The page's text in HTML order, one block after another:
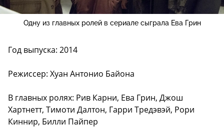
Одну из главных ролей в сериале сыграла Ева Грин
Год выпуска: 2014
Режиссер: Хуан Антонио Байона
В главных ролях: Рив Карни, Ева Грин, Джош
Хартнетт, Тимоти Далтон, Гарри Тредэвэй, Рори
Киннир, Билли Пайпер